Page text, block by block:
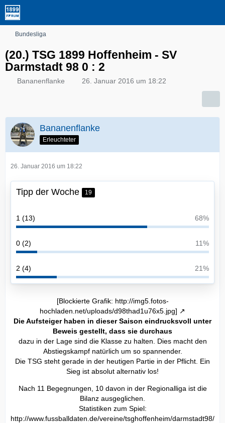
Bundesliga
(20.) TSG 1899 Hoffenheim - SV
Darmstadt 98 0 : 2
Bananenflanke 26. Januar 2016 um 18:22
Bananenflanke
Erleuchteter
26. Januar 2016 um 18:22
Tipp der Woche 19
1 (13) 68%
0 (2) 11%
2 (4) 21%
[Blockierte Grafik: http://img5.fotos-
hochladen.net/uploads/d98thad1u76x5.jpg]
Die Aufsteiger haben in dieser Saison eindrucksvoll unter
Beweis gestellt, dass sie durchaus
dazu in der Lage sind die Klasse zu halten. Dies macht den
Abstiegskampf natürlich um so spannender.
Die TSG steht gerade in der heutigen Partie in der Pflicht. Ein
Sieg ist absolut alternativ los!
Nach 11 Begegnungen, 10 davon in der Regionalliga ist die
Bilanz ausgeglichen.
Statistiken zum Spiel:
http://www.fussballdaten.de/vereine/tsghoffenheim/darmstadt98/